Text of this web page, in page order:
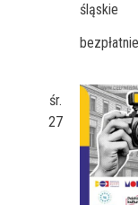
śląskie
bezpłatnie
śr.
27